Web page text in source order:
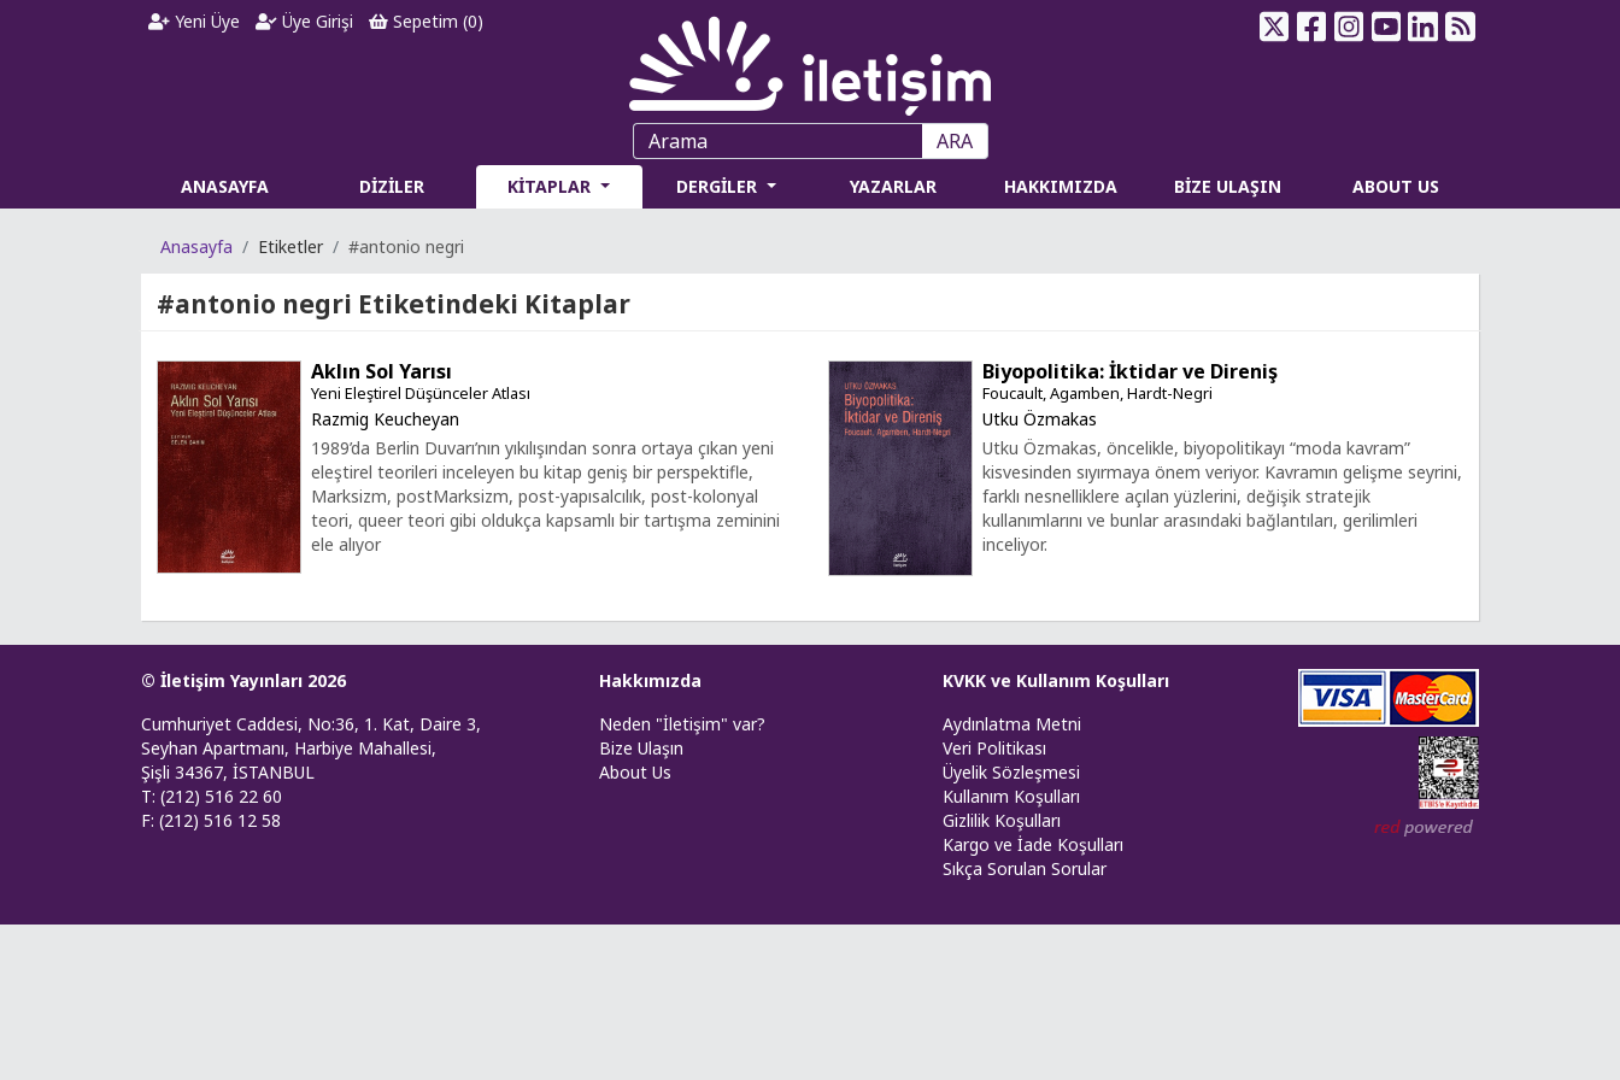
Yeni Üye Üye Girişi Sepetim (0)
ARA
ANASAYFA DİZİLER KİTAPLAR DERGİLER YAZARLAR HAKKIMIZDA BİZE ULAŞIN ABOUT US
Anasayfa Etiketler #antonio negri
#antonio negri Etiketindeki Kitaplar
Aklın Sol Yarısı
Yeni Eleştirel Düşünceler Atlası
Razmig Keucheyan
1989’da Berlin Duvarı’nın yıkılışından sonra ortaya çıkan yeni
eleştirel teorileri inceleyen bu kitap geniş bir perspektifle,
Marksizm, postMarksizm, post-yapısalcılık, post-kolonyal
teori, queer teori gibi oldukça kapsamlı bir tartışma zeminini
ele alıyor
Biyopolitika: İktidar ve Direniş
Foucault, Agamben, Hardt-Negri
Utku Özmakas
Utku Özmakas, öncelikle, biyopolitikayı “moda kavram”
kisvesinden sıyırmaya önem veriyor. Kavramın gelişme seyrini,
farklı nesnelliklere açılan yüzlerini, değişik stratejik
kullanımlarını ve bunlar arasındaki bağlantıları, gerilimleri
inceliyor.
© İletişim Yayınları 2026
Cumhuriyet Caddesi, No:36, 1. Kat, Daire 3,
Seyhan Apartmanı, Harbiye Mahallesi,
Şişli 34367, İSTANBUL
T: (212) 516 22 60
F: (212) 516 12 58
Hakkımızda
Neden "İletişim" var?
Bize Ulaşın
About Us
KVKK ve Kullanım Koşulları
Aydınlatma Metni
Veri Politikası
Üyelik Sözleşmesi
Kullanım Koşulları
Gizlilik Koşulları
Kargo ve İade Koşulları
Sıkça Sorulan Sorular
Web tasarım: Red Bilişim